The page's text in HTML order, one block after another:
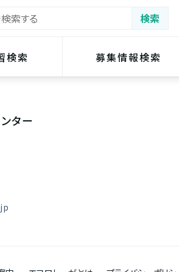
検索 募集情報検索
ター